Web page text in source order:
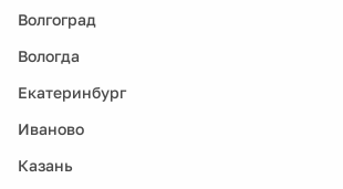
Волгоград
Вологда
Екатеринбург
Иваново
Казань